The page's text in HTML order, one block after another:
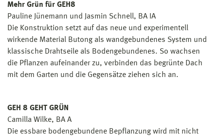
Mehr Grün für GEH8
Pauline Jünemann und Jasmin Schnell, BA IA
Die Konstruktion setzt auf das neue und experimentell
wirkende Material Butong als wandgebundenes System und
klassische Drahtseile als Bodengebundenes. So wachsen
die Pflanzen aufeinander zu, verbinden das begrünte Dach
mit dem Garten und die Gegensätze ziehen sich an.
GEH 8 GEHT GRÜN
Camilla Wilke, BA A
Die essbare bodengebundene Bepflanzung wird mit nicht